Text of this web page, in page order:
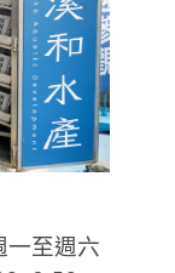
至週六